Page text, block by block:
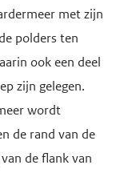
met zijn
polders ten
ook een deel
zijn gelegen.
wordt
de rand van de
de flank van